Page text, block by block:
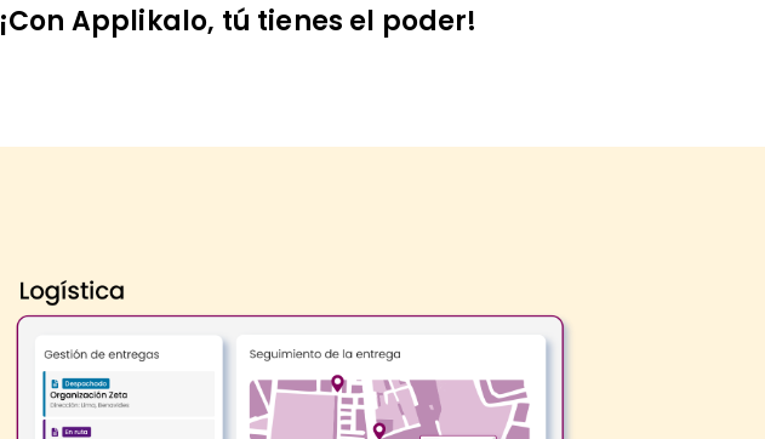
¡Con Applikalo, tú tienes el poder!